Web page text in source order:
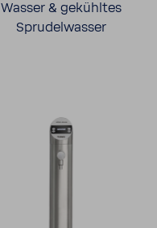
Wasser & gekühltes
Spru­del­wasser